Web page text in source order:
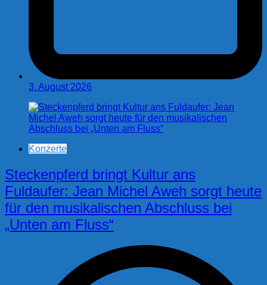
3. August 2026
Konzerte
Steckenpferd bringt Kultur ans
Fuldaufer: Jean Michel Aweh sorgt heute
für den musikalischen Abschluss bei
„Unten am Fluss“